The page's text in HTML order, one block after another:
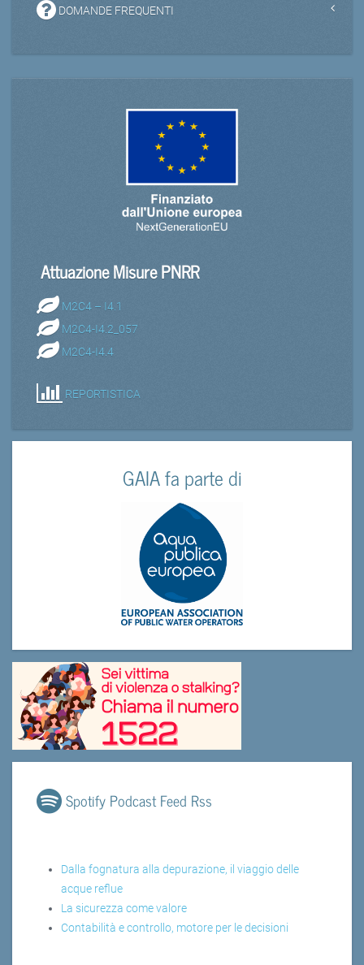
DOMANDE FREQUENTI
Attuazione Misure PNRR
M2C4 – I4.1
M2C4-I4.2_057
M2C4-I4.4
REPORTISTICA
GAIA fa parte di
Spotify Podcast Feed Rss
Dalla fognatura alla depurazione, il viaggio delle
acque reflue
La sicurezza come valore
Contabilità e controllo, motore per le decisioni